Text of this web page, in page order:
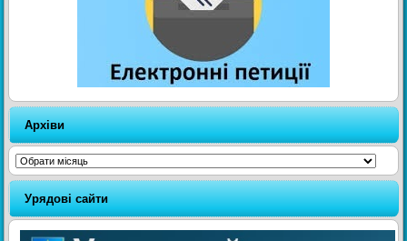
Архіви
Архіви
Урядові сайти